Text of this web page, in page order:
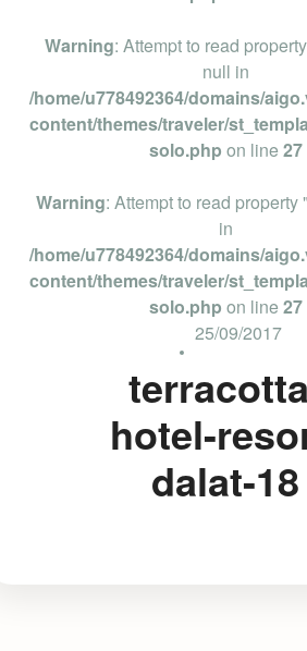
Vũng Tàu Phan Thiết Nha
Warning: Attempt to read
null in
/home/u778492364/domains/
content/themes/traveler/
solo.php on line 27
Warning: Attempt to read property
in
/home/u778492364/domains/
content/themes/traveler/
solo.php on line 27
25/09/2017
hotel-
dalat-18